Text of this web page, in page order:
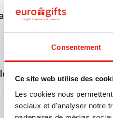
Consentement
Ce site web utilise des
Les cookies nous
sociaux et d'analyser notre
nom
nom
pour une
pour une
Bois